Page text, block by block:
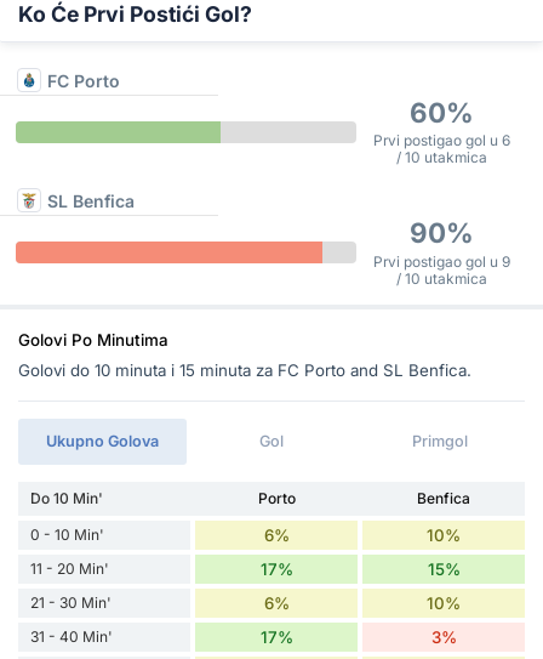
Ko Će Prvi Postići Gol?
FC Porto
60%
Prvi postigao gol u 6
/ 10 utakmica
SL Benfica
90%
Prvi postigao gol u 9
/ 10 utakmica
Golovi Po Minutima
Golovi do 10 minuta i 15 minuta za FC Porto and SL Benfica.
Ukupno Golova Gol Primgol
Do 10 Min' Porto
Benfica
0 - 10 Min'
6% 10%
11 - 20 Min' 17% 15%
21 - 30 Min' 6% 10%
31 - 40 Min' 17% 3%